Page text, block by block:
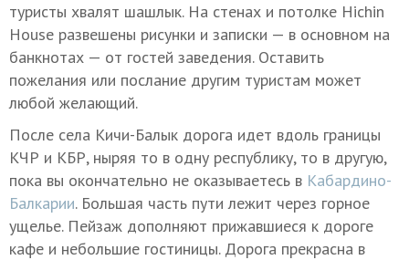
туристы хвалят шашлык. На стенах и потолке Hichin
House развешены рисунки и записки — в основном на
банкнотах — от гостей заведения. Оставить
пожелания или послание другим туристам может
любой желающий.
После села Кичи-Балык дорога идет вдоль границы
КЧР и КБР, ныряя то в одну республику, то в другую,
пока вы окончательно не оказываетесь в Кабардино-
Балкарии. Большая часть пути лежит через горное
ущелье. Пейзаж дополняют прижавшиеся к дороге
кафе и небольшие гостиницы. Дорога прекрасна в